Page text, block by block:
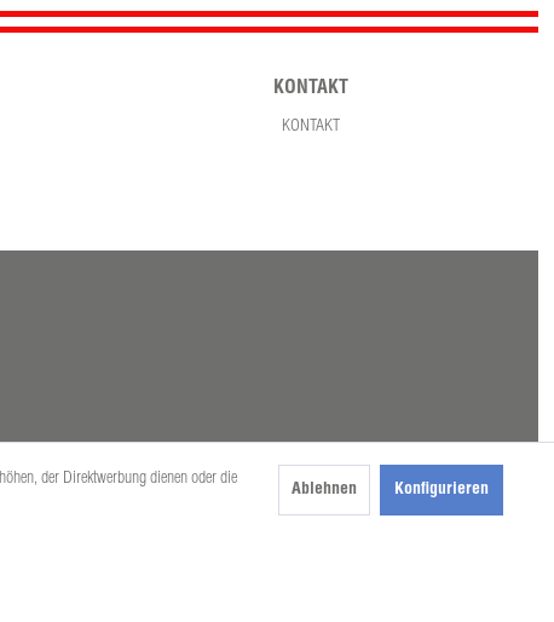
KONTAKT
KONTAKT
der Direktwerbung dienen oder die
Ablehnen Konfigurieren